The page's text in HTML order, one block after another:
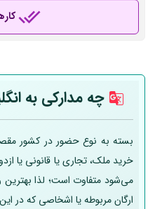
چه مدارکی به
بسته به نوع حضور در کشور
خرید ملک، تجاری یا قانونی یا
می‌شود متفاوت است؛ لذا بهترین
ارگان مربوطه یا اشخاصی که در